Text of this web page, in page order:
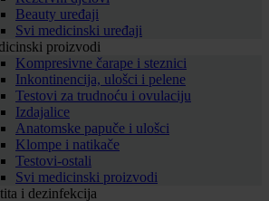
Beauty uređaji
Svi medicinski uređaji
proizvodi
Kompresivne čarape i steznici
Inkontinencija, ulošci i pelene
Testovi za trudnoću i ovulaciju
Izdajalice
Anatomske papuče i ulošci
Klompe i natikače
Testovi-ostali
Svi medicinski proizvodi
i dezinfekcija